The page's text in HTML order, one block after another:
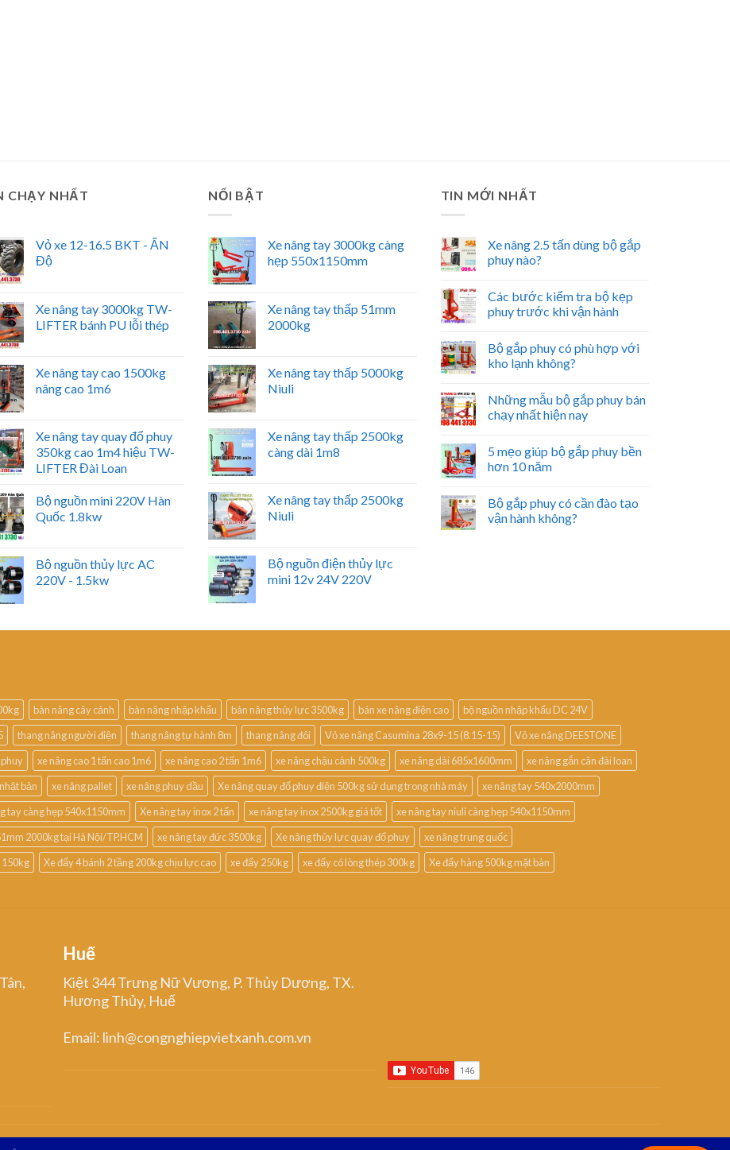
CHẠY NHẤT
Vỏ xe 12-16.5 BKT - ẤN
Độ
Xe nâng tay 3000kg TW-
LIFTER bánh PU lỗi thép
Xe nâng tay cao 1500kg
nâng cao 1m6
Xe nâng tay quay đổ phuy
350kg cao 1m4 hiệu TW-
LIFTER Đài Loan
Bộ nguồn mini 220V Hàn
Quốc 1.8kw
Bộ nguồn thủy lực AC
220V - 1.5kw
NỔI BẬT
Xe nâng tay 3000kg càng
hẹp 550x1150mm
Xe nâng tay thấp 51mm
2000kg
Xe nâng tay thấp 5000kg
Niuli
Xe nâng tay thấp 2500kg
càng dài 1m8
Xe nâng tay thấp 2500kg
Niuli
Bộ nguồn điện thủy lực
mini 12v 24V 220V
TIN MỚI NHẤT
Xe nâng 2.5 tấn dùng bộ gắp
phuy nào?
Các bước kiểm tra bộ kẹp
phuy trước khi vận hành
Bộ gắp phuy có phù hợp với
kho lạnh không?
Những mẫu bộ gắp phuy bán
chạy nhất hiện nay
5 mẹo giúp bộ gắp phuy bền
hơn 10 năm
Bộ gắp phuy có cần đào tạo
vận hành không?
bàn nâng cây cảnh bàn nâng nhập khẩu bàn nâng thủy lực 3500kg bán xe nâng điện cao
bộ nguồn nhập khẩu DC 24V
thang nâng người điện thang nâng tự hành 8m thang nâng đôi Vỏ xe nâng Casumina 28x9-15 (8.15-15)
Vỏ xe nâng DEESTONE
xe nâng cao 1 tấn cao 1m6 xe nâng cao 2 tấn 1m6 xe nâng chậu cảnh 500kg xe nâng dài 685x1600mm
xe nâng gắn cân đài loan
bản xe nâng pallet xe nâng phuy dầu Xe nâng quay đổ phuy điện 500kg sử dụng trong nhà máy
xe nâng tay 540x2000mm
tay càng hẹp 540x1150mm Xe nâng tay inox 2 tấn xe nâng tay inox 2500kg giá tốt
xe nâng tay niuli càng hẹp 540x1150mm
2000kg tại Hà Nội/TP.HCM xe nâng tay đức 3500kg Xe nâng thủy lực quay đổ phuy
xe nâng trung quốc
150kg Xe đẩy 4 bánh 2 tầng 200kg chịu lực cao xe đẩy 250kg xe đẩy có lòng thép 300kg Xe đẩy hàng 500kg mặt bàn
Huế
Kiệt 344 Trưng Nữ Vương, P. Thủy Dương, TX.
Hương Thủy, Huế
Email: linh@congnghiepvietxanh.com.vn